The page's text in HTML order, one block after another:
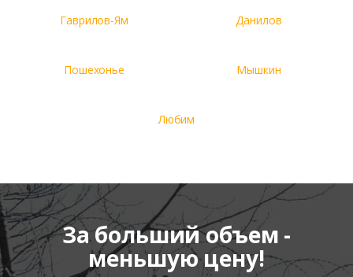
Гаврилов-Ям Данилов
Пошехонье Мышкин
Любим
За больший объем -
меньшую цену!